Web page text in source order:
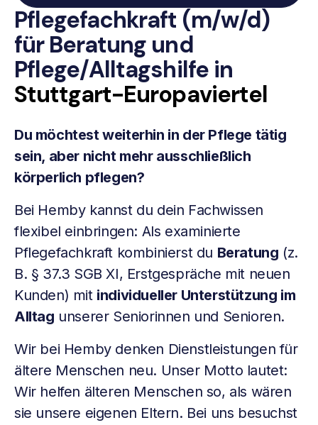
Pflegefachkraft (m/w/d)
für Beratung und
Pflege/Alltagshilfein
Stuttgart-Europaviertel
Du möchtest weiterhin in der Pflege tätig
sein, aber nicht mehr ausschließlich
körperlich pflegen?
Bei Hemby kannst du dein Fachwissen
flexibel einbringen: Als examinierte
Pflegefachkraft kombinierst du Beratung (z.
B. § 37.3 SGB XI, Erstgespräche mit neuen
Kunden) mit individueller Unterstützung im
Alltag unserer Seniorinnen und Senioren.
Wir bei Hemby denken Dienstleistungen für
ältere Menschen neu. Unser Motto lautet:
Wir helfen älteren Menschen so, als wären
sie unsere eigenen Eltern. Bei uns besuchst